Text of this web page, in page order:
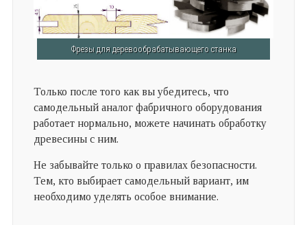
Фрезы для деревообрабатывающего станка
Только после того как вы убедитесь, что
самодельный аналог фабричного оборудования
работает нормально, можете начинать обработку
древесины с ним.
Не забывайте только о правилах безопасности.
Тем, кто выбирает самодельный вариант, им
необходимо уделять особое внимание.